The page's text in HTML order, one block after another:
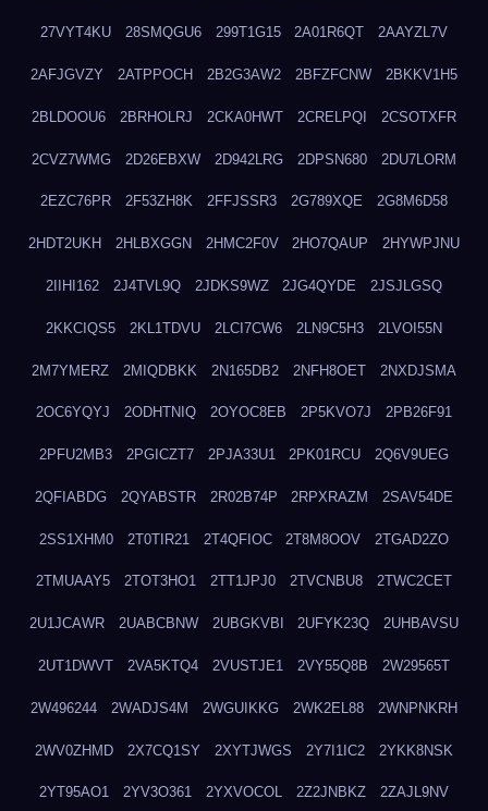
27VYT4KU 28SMQGU6 299T1G15 2A01R6QT 2AAYZL7V
2AFJGVZY 2ATPPOCH 2B2G3AW2 2BFZFCNW 2BKKV1H5
2BLDOOU6 2BRHOLRJ 2CKA0HWT 2CRELPQI 2CSOTXFR
2CVZ7WMG 2D26EBXW 2D942LRG 2DPSN680 2DU7LORM
2EZC76PR 2F53ZH8K 2FFJSSR3 2G789XQE 2G8M6D58
2HDT2UKH 2HLBXGGN 2HMC2F0V 2HO7QAUP 2HYWPJNU
2IIHI162 2J4TVL9Q 2JDKS9WZ 2JG4QYDE 2JSJLGSQ
2KKCIQS5 2KL1TDVU 2LCI7CW6 2LN9C5H3 2LVOI55N
2M7YMERZ 2MIQDBKK 2N165DB2 2NFH8OET 2NXDJSMA
2OC6YQYJ 2ODHTNIQ 2OYOC8EB 2P5KVO7J 2PB26F91
2PFU2MB3 2PGICZT7 2PJA33U1 2PK01RCU 2Q6V9UEG
2QFIABDG 2QYABSTR 2R02B74P 2RPXRAZM 2SAV54DE
2SS1XHM0 2T0TIR21 2T4QFIOC 2T8M8OOV 2TGAD2ZO
2TMUAAY5 2TOT3HO1 2TT1JPJ0 2TVCNBU8 2TWC2CET
2U1JCAWR 2UABCBNW 2UBGKVBI 2UFYK23Q 2UHBAVSU
2UT1DWVT 2VA5KTQ4 2VUSTJE1 2VY55Q8B 2W29565T
2W496244 2WADJS4M 2WGUIKKG 2WK2EL88 2WNPNKRH
2WV0ZHMD 2X7CQ1SY 2XYTJWGS 2Y7I1IC2 2YKK8NSK
2YT95AO1 2YV3O361 2YXVOCOL 2Z2JNBKZ 2ZAJL9NV